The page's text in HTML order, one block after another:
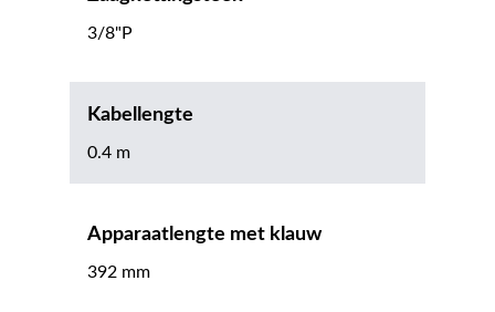
3/8"P
Kabellengte
0.4 m
Apparaatlengte met klauw
392 mm